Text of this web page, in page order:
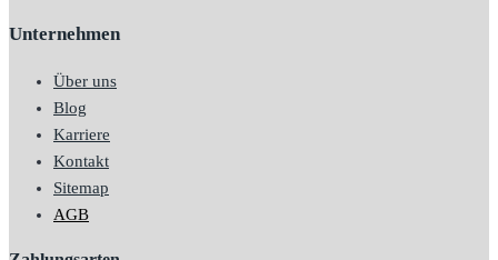
Unternehmen
Über uns
Blog
Karriere
Kontakt
Sitemap
AGB